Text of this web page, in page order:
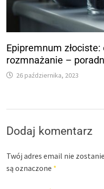
Epipremnum
rozmnażanie –
26 października, 2023
Dodaj komentarz
Twój adres email nie
są oznaczone *